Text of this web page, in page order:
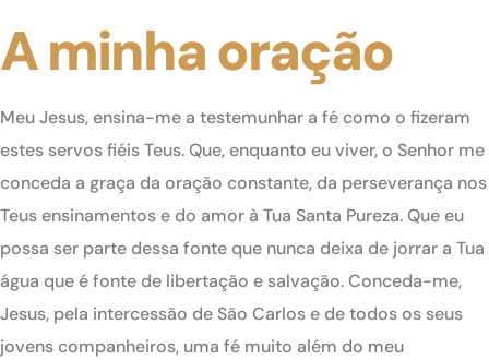
A minha oração
Meu Jesus, ensina-me a testemunhar a fé como o fizeram
estes servos fiéis Teus. Que, enquanto eu viver, o Senhor me
conceda a graça da oração constante, da perseverança nos
Teus ensinamentos e do amor à Tua Santa Pureza. Que eu
possa ser parte dessa fonte que nunca deixa de jorrar a Tua
água que é fonte de libertação e salvação. Conceda-me,
Jesus, pela intercessão de São Carlos e de todos os seus
jovens companheiros, uma fé muito além do meu